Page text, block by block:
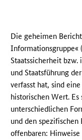
Die geheimen
Informationsgruppe«
Staatssicherheit
und Staatsführung der
verfasst hat, sind
historischen Wert.
unterschiedlichen
und den
offenbaren: